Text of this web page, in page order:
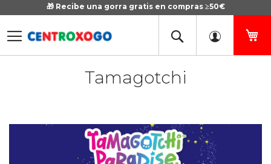
🎁 Recibe una gorra gratis en compras ≥50€
Ir
Tamagotchi